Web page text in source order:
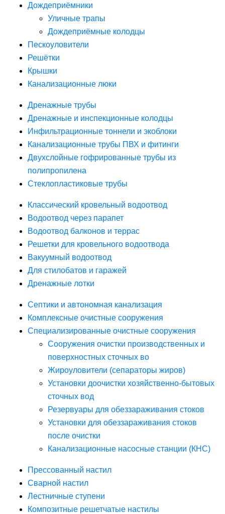
Дождеприёмники
Уличные трапы
Дождеприёмные колодцы
Пескоуловители
Решётки
Крышки
Канализационные люки
Дренажные трубы
Дренажные и инспекционные колодцы
Инфильтрационные тоннели и экоблоки
Канализационные трубы ПВХ и фитинги
Двухслойные гофрированные трубы из
полипропилена
Стеклопластиковые трубы
Классический кровельный водоотвод
Водоотвод через парапет
Водоотвод балконов и террас
Решетки для кровельного водоотвода
Вакуумный водоотвод
Для стилобатов и гаражей
Дренажные лотки
Септики и автономная канализация
Комплексные очистные сооружения
Специализированные очистные сооружения
Сооружения очистки производственных и
поверхностных сточных во
Жироуловители (сепараторы жиров)
Установки доочистки хозяйственно-бытовых
сточных вод
Резервуары для обеззараживания стоков
Установки для обеззараживания стоков
после очистки
Канализационные насосные станции (КНС)
Прессованный настил
Сварной настил
Лестничные ступени
Композитные решетчатые настилы